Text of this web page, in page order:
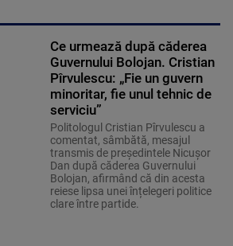
Ce urmează după căderea
Guvernului Bolojan. Cristian
Pîrvulescu: „Fie un guvern
minoritar, fie unul tehnic de
serviciu”
Politologul Cristian Pîrvulescu a
comentat, sâmbătă, mesajul
transmis de președintele Nicușor
Dan după căderea Guvernului
Bolojan, afirmând că din acesta
reiese lipsa unei înțelegeri politice
clare între partide.